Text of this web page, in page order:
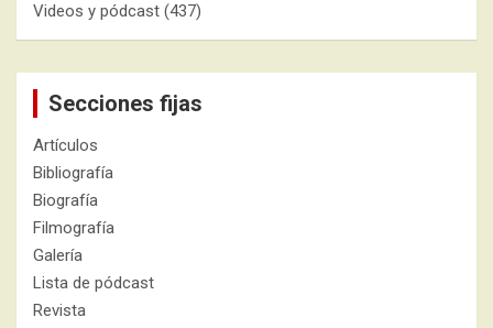
Videos y pódcast (437)
Secciones fijas
Artículos
Bibliografía
Biografía
Filmografía
Galería
Lista de pódcast
Revista